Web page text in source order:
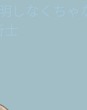
しなくちゃ